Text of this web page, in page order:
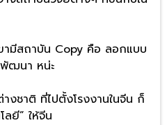
ามีสถาบัน Copy คือ ลอกแบบ
ฒนา หน่ะ
งชาติ ที่ไปตั้งโรงงานในจีน ก็
ยี” ให้จีน